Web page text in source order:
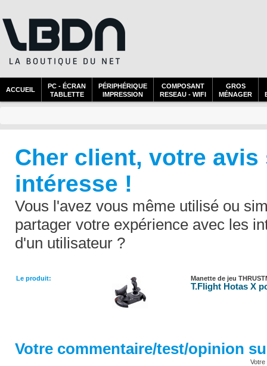
ACCUEIL
PC - ÉCRAN
TABLETTE
PÉRIPHÉRIQUE
IMPRESSION
COMPOSANT
RESEAU - WIFI
GROS
MÉNAGER
Cher client, votre
intéresse !
Vous l'avez vous même utilisé ou
partager votre expérience avec les
d'un utilisateur ?
Le produit: Manette de jeu
T.Flight Hotas X
Votre commentaire/test/opinion
Votre